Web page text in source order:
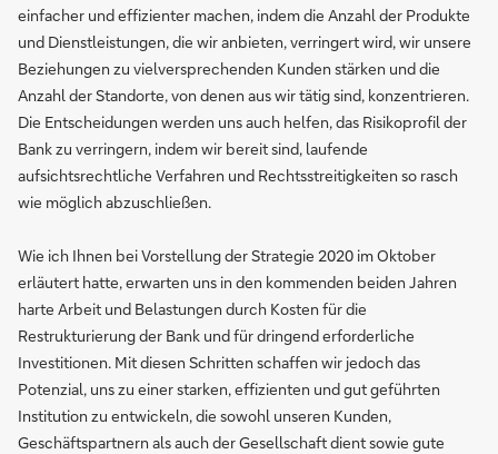
einfacher und effizienter machen, indem die Anzahl der Produkte
und Dienstleistungen, die wir anbieten, verringert wird, wir unsere
Beziehungen zu vielversprechenden Kunden stärken und die
Anzahl der Standorte, von denen aus wir tätig sind, konzentrieren.
Die Entscheidungen werden uns auch helfen, das Risikoprofil der
Bank zu verringern, indem wir bereit sind, laufende
aufsichtsrechtliche Verfahren und Rechtsstreitigkeiten so rasch
wie möglich abzuschließen.
Wie ich Ihnen bei Vorstellung der Strategie 2020 im Oktober
erläutert hatte, erwarten uns in den kommenden beiden Jahren
harte Arbeit und Belastungen durch Kosten für die
Restrukturierung der Bank und für dringend erforderliche
Investitionen. Mit diesen Schritten schaffen wir jedoch das
Potenzial, uns zu einer starken, effizienten und gut geführten
Institution zu entwickeln, die sowohl unseren Kunden,
Geschäftspartnern als auch der Gesellschaft dient sowie gute